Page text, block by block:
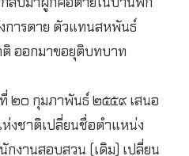
การตาย ตัวแทนสหพันธ์
ออกมาขอยุติบทบาท
๒๐ กุมภาพันธ์ ๒๕๕๙ เสนอ
งชาติเปลี่ยนชื่อตำแหน่ง
งานสอบสวน (เดิม) เปลี่ยน